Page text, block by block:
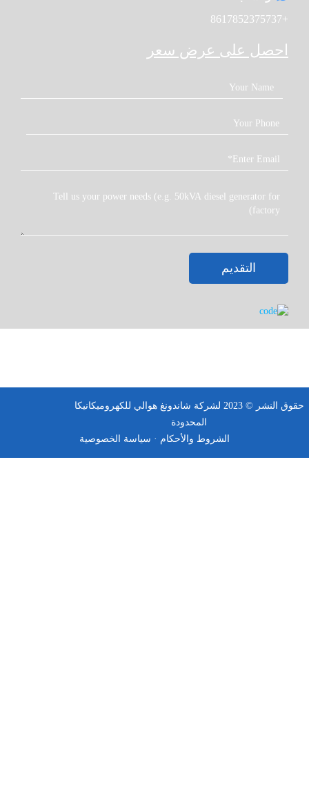
+8617852375737
احصل على عرض سعر
التقديم
حقوق النشر © 2023 لشركة شاندونغ هوالي للكهروميكانيكا
المحدودة
الشروط والأحكام · سياسة الخصوصية